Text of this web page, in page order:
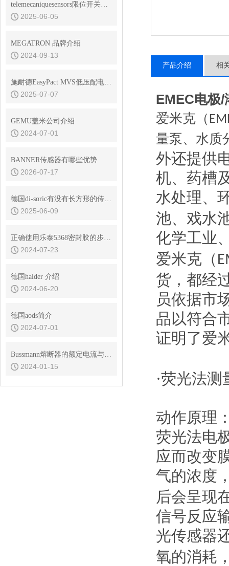
telemecaniquesensors限位开关使用情况和畅销型号
2025-06-05
MEGATRON 品牌介绍
2024-09-13
施耐德EasyPact MVS低压配电空气断路器在风电中的应用
2025-07-07
GEMU盖米公司介绍
2024-07-01
BANNER传感器有哪些优势
2026-07-17
德国di-soric有没有长方形的传感器？
2025-06-09
正确使用乐泰5368密封胶的步骤、技巧和预防措施
2024-07-23
德国halder 介绍
2024-06-20
德国aods简介
2024-07-01
Bussmann熔断器的额定电流与熔断特性选择指南
2024-01-15
产品介绍 相
EMEC电极/
爱米克（
量泵、水质
外还提供
机、药槽
水处理、
池、戏水
化学工业
爱米克（
货，都经
员依据市
品以符合
证明了爱
·荧光法测
动作原理
荧光法电
应而改变
气的浓度
后会呈现
信号反应
光传感器
氧的消耗